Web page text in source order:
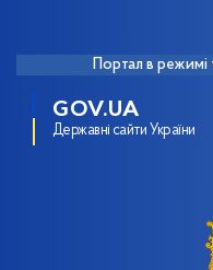
Портал в режимі
GOV.UA
Державні сайти України